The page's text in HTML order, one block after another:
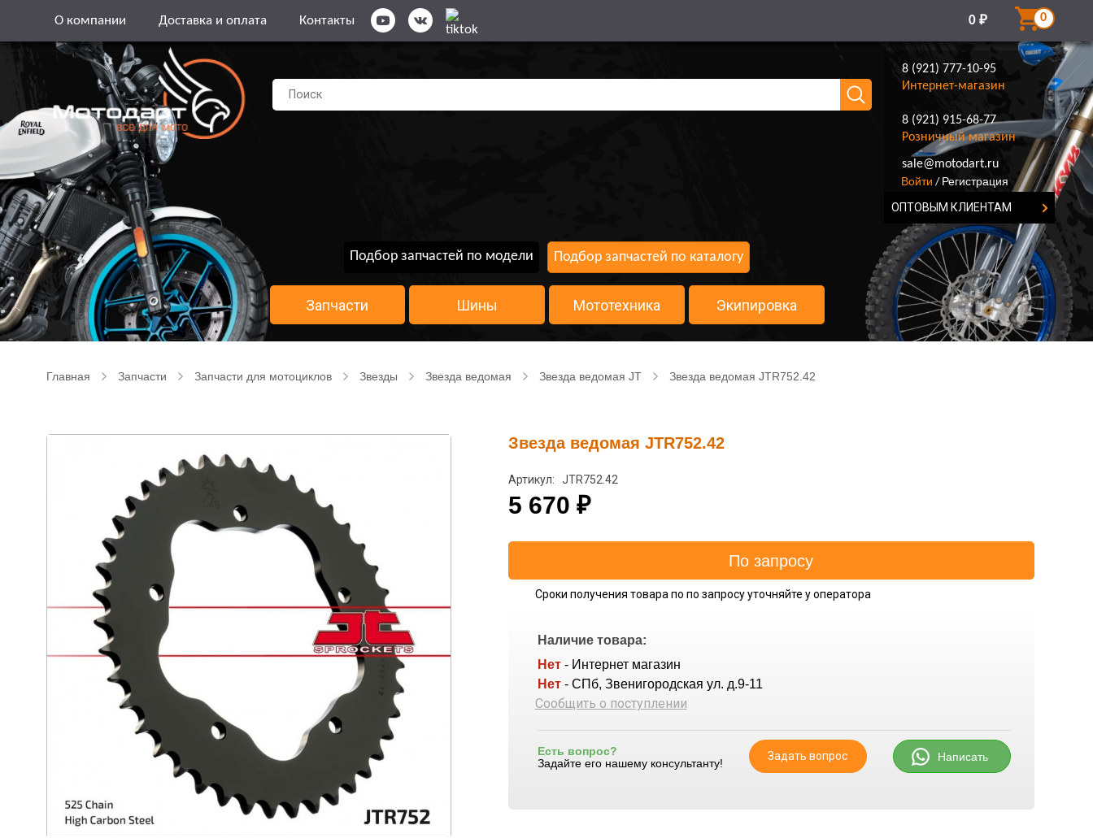
О компании Доставка и оплата Контакты 0 ₽ 0
8 (921) 777-10-95
Интернет-магазин
8 (921) 915-68-77
Розничный магазин
8 (921) 777-10-95
sale@motodart.ru
Войти / Регистрация
ОПТОВЫМ КЛИЕНТАМ
Подбор запчастей по модели Подбор запчастей по каталогу
Запчасти Шины Мототехника Экипировка
Главная Запчасти Запчасти для мотоциклов Звезды Звезда ведомая Звезда ведомая JT Звезда ведомая JTR752.42
Звезда ведомая JTR752.42
Артикул: JTR752.42
5 670 ₽
Сроки получения товара по по запросу уточняйте у оператора
Наличие товара:
Нет - Интернет магазин
Нет - СПб, Звенигородская ул. д.9-11
Сообщить о поступлении
Есть вопрос?
Задайте его нашему консультанту!
Задать вопрос Написать